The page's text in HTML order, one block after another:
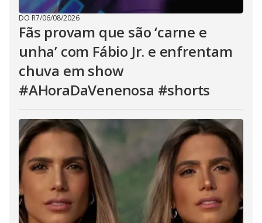
DO R7/06/08/2026
Fãs provam que são ‘carne e
unha’ com Fábio Jr. e enfrentam
chuva em show
#AHoraDaVenenosa #shorts